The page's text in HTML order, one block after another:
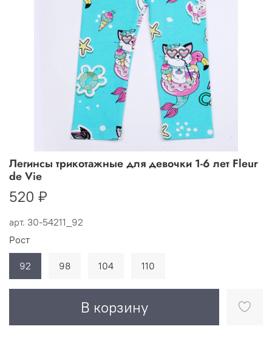
арт. 30-54211_92
Легинсы трикотажные для девочки 1-6 лет Fleur
de Vie
520 ₽
В корзину
Рост
92 98 104 110